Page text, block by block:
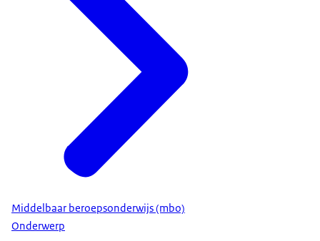
Middelbaar beroepsonderwijs (mbo)
Onderwerp